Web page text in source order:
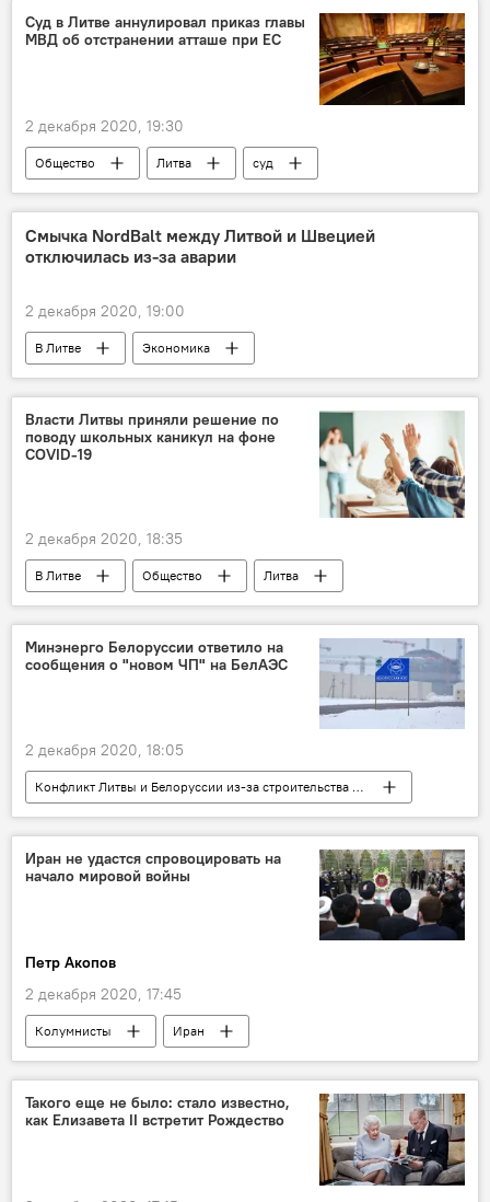
Гитанас Науседа
Саулюс Сквернялис
Суд в Литве аннулировал приказ главы
МВД об отстранении атташе при ЕС
2 декабря 2020, 19:30
Общество Литва
суд
МВД
Рита Тамашунене
Смычка NordBalt между Литвой и Швецией
отключилась из-за аварии
2 декабря 2020, 19:00
В Литве
Экономика
Энергетика. LIVE
Литва
БРЭЛЛ
Швеция
Власти Литвы приняли решение по
поводу школьных каникул на фоне
COVID-19
2 декабря 2020, 18:35
В Литве Общество
Литва
коронавирус
образование
школьники
Вспышка нового коронавируса в разных странах
Минэнерго Белоруссии ответило на
сообщения о "новом ЧП" на БелАЭС
2 декабря 2020, 18:05
Конфликт Литвы и Белоруссии из-за строительства АЭС
В мире
Энергетика. LIVE
Белоруссия
БелАЭС Литва
Иран не удастся спровоцировать на
начало мировой войны
Петр Акопов
2 декабря 2020, 17:45
Колумнисты Иран
Такого еще не было: стало известно,
как Елизавета II встретит Рождество